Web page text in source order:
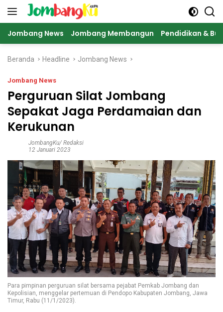
Langsung
Jombang News Jombang Membangun Pendidikan &
Beranda Headline Jombang News
Jombang News
Perguruan Silat Jombang
Sepakat Jaga Perdamaian dan
Kerukunan
JombangKu/ Redaksi
12 Januari 2023
Para pimpinan perguruan silat bersama pejabat Pemkab Jombang dan
Kepolisian, menggelar pertemuan di Pendopo Kabupaten Jombang, Jawa
Timur, Rabu (11/1/2023).